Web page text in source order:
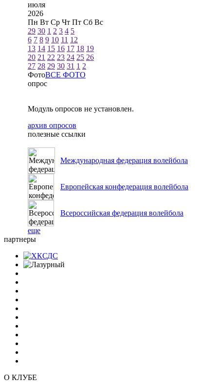
июля
2026
Пн Вт Ср Чт Пт Сб Вс
29 30 1 2 3 4 5
6 7 8 9 10 11 12
13 14 15 16 17 18 19
20 21 22 23 24 25 26
27 28 29 30 31 1 2
ФотоВСЕ ФОТО
опрос
Модуль опросов не установлен.
архив опросов
полезные ссылки
Международная федерация волейбола
Европейская конфедерация волейбола
Всероссийская федерация волейбола
еще
партнеры
О КЛУБЕ